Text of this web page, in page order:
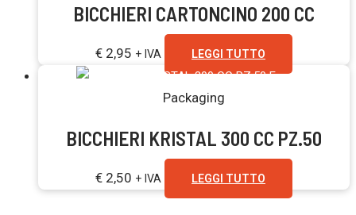
BICCHIERI CARTONCINO 200 CC
€ 2,95 + IVA LEGGI TUTTO
Esaurito
Packaging
BICCHIERI KRISTAL 300 CC PZ.50
€ 2,50 + IVA LEGGI TUTTO